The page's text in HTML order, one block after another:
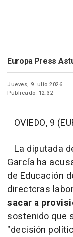
Europa Press
Jueves, 9 julio 2026
Publicado: 12:32
OVIEDO, 9
La diputada
García ha
de Educación
directoras
sacar a
sostenido que
"decisión